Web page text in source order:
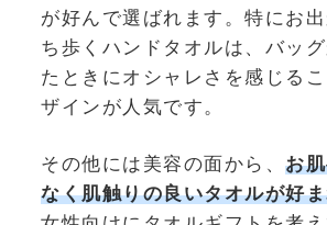
が好んで選ばれます。特にお
ち歩くハンドタオルは、バッ
たときにオシャレさを感じる
ザインが人気です。
その他には美容の面から、 お
なく肌触りの良いタオルが好